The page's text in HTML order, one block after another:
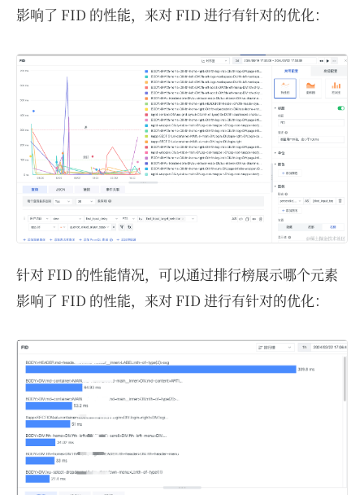
影响了 FID 的性能，来对 FID 进行有针对的优化：
针对 FID 的性能情况，可以通过排行榜展示哪个元素
影响了 FID 的性能，来对 FID 进行有针对的优化：